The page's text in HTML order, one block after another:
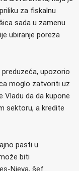
za fiskalnu
sada u zamenu
ubiranje poreza
upozorio
moglo zatvoriti uz
Vladu da da kupone
sektoru, a kredite
pasti u
biti
Nieva, šef